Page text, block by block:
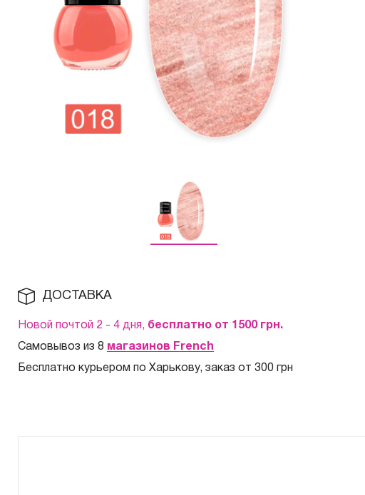
ДОСТАВКА
Новой почтой 2 - 4 дня, бесплатно от 1500 грн.
Самовывоз из 8 магазинов French
Бесплатно курьером по Харькову, заказ от 300 грн